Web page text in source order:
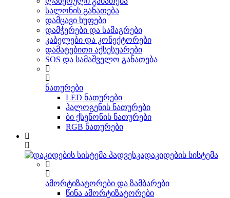
სალონის განათება
დამცავი ხუფები
დამჭერები და სამაგრები
კაბელები და კონექტორები
დამატებითი აქსესუარები
SOS და სამაშველო განათება
ნათურები
LED ნათურები
ჰალოგენის ნათურები
ბი ქსენონის ნათურები
RGB ნათურები
დაკიდების სისტემა
ამორტიზატორები და ზამბარები
წინა ამორტიზატორები